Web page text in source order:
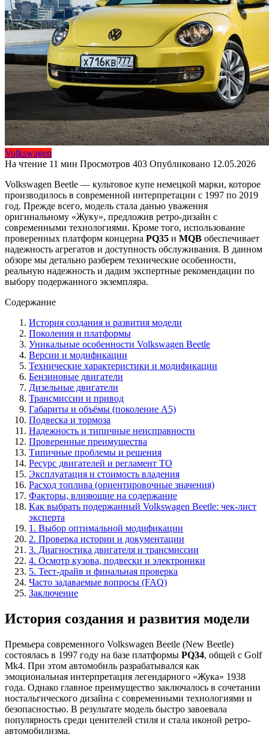
Volkswagen
На чтение 11 мин Просмотров 403 Опубликовано 12.05.2026
Volkswagen Beetle — культовое купе немецкой марки, которое
производилось в современной интерпретации с 1997 по 2019
год. Прежде всего, модель стала данью уважения
оригинальному «Жуку», предложив ретро-дизайн с
современными технологиями. Кроме того, использование
проверенных платформ концерна PQ35 и MQB обеспечивает
надежность агрегатов и доступность обслуживания. В данном
обзоре мы детально разберем технические особенности,
реальную надежность и дадим экспертные рекомендации по
выбору подержанного экземпляра.
Содержание
История создания и развития модели
Поколения и платформы
Уникальные особенности Volkswagen Beetle
Версии и модификации
Технические характеристики и модификации
Бензиновые двигатели
Дизельные двигатели
Трансмиссии и привод
Габариты и объёмы (поколение A5)
Подвеска и тормоза
Надежность и типичные неисправности
Проверенные преимущества
Типичные проблемы и решения
Ресурс двигателей и регламент ТО
Эксплуатация и стоимость владения
Расход топлива (ориентировочные значения)
Факторы, влияющие на содержание
Как выбрать подержанный Volkswagen Beetle: чек-лист
эксперта
1. Выбор оптимальной модификации
2. Проверка истории и документации
3. Диагностика двигателя и трансмиссии
4. Осмотр кузова, подвески и электроники
5. Тест-драйв и финальная проверка
Часто задаваемые вопросы (FAQ)
Заключение
История создания и развития модели
Премьера современного Volkswagen Beetle (New Beetle)
состоялась в 1997 году на базе платформы PQ34, общей с Golf
Mk4. При этом автомобиль разрабатывался как
эмоциональная интерпретация легендарного «Жука» 1938
года. Однако главное преимущество заключалось в сочетании
ностальгического дизайна с современными технологиями и
безопасностью. В результате модель быстро завоевала
популярность среди ценителей стиля и стала иконой ретро-
автомобилизма.